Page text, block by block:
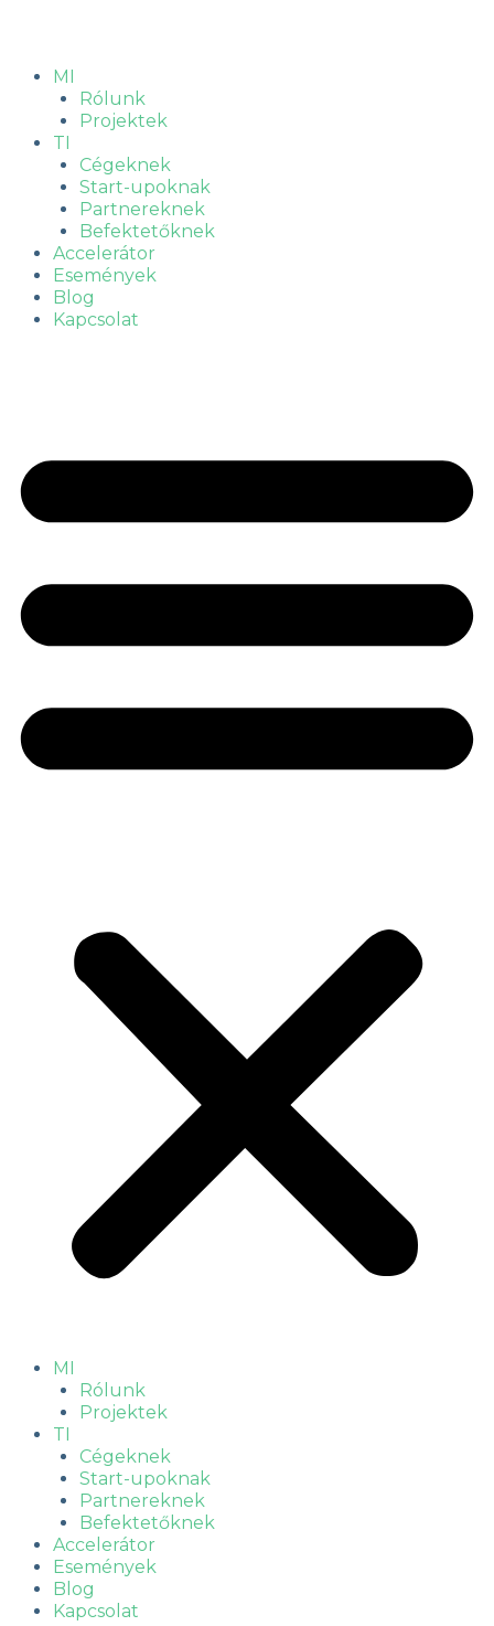
MI
Rólunk
Projektek
TI
Cégeknek
Start-upoknak
Partnereknek
Befektetőknek
Accelerátor
Események
Blog
Kapcsolat
MI
Rólunk
Projektek
TI
Cégeknek
Start-upoknak
Partnereknek
Befektetőknek
Accelerátor
Események
Blog
Kapcsolat